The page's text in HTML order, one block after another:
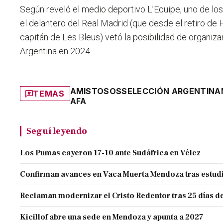
Según reveló el medio deportivo L’Equipe, uno de
el delantero del Real Madrid (que desde el retiro de
capitán de Les Bleus) vetó la posibilidad de
Argentina en 2024.
TEMAS AMISTOSOSSELECCIÓN ARGENTINA
AFA
Seguí leyendo
Los Pumas cayeron 17-10 ante Sudáfrica en Vélez
Confirman avances en Vaca Muerta Mendoza tras
Reclaman modernizar el Cristo Redentor tras 25 días
Kicillof abre una sede en Mendoza y apunta a 2027